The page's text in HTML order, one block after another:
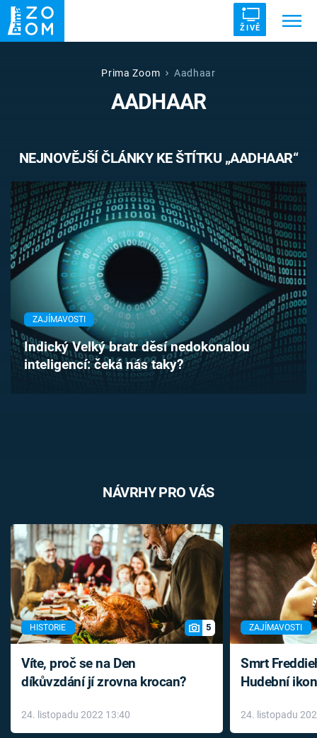
ŽIVĚ
UFO DRUHÁ SVĚTOVÁ VÁLKA
VETŘELCI DÁVNOVĚKU
Témata
Témata
Pořady
TV Program
Časopis
Sledujte prima+
Prima Zoom Aadhaar
AADHAAR
NEJNOVĚJŠÍ ČLÁNKY KE ŠTÍTKU „AADHAAR“
ZAJÍMAVOSTI
Indický Velký bratr děsí nedokonalou
inteligencí: čeká nás taky?
NÁVRHY PRO VÁS
HISTORIE 5
Víte, proč se na Den
díkůvzdání jí zrovna krocan?
24. listopadu 2022 13:40
ZAJÍMAVOSTI
Smrt
Hudební
léky
24. listopadu